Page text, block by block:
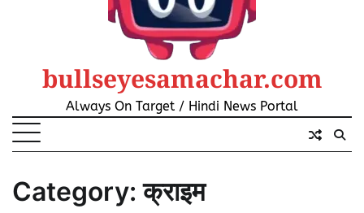
bullseyesamachar.com
Always On Target / Hindi News Portal
Category:क्राइम